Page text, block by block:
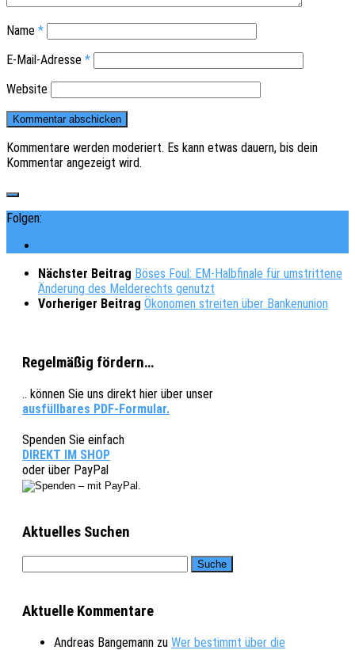
Name *
E-Mail-Adresse *
Website
Kommentare werden moderiert. Es kann etwas dauern, bis dein
Kommentar angezeigt wird.
Folgen:
Nächster Beitrag Böses Foul: EM-Halbfinale für umstrittene
Änderung des Melderechts genutzt
Vorheriger Beitrag Ökonomen streiten über Bankenunion
Regelmäßig fördern…
.. können Sie uns direkt hier über unser
ausfüllbares PDF-Formular.
Spenden Sie einfach
DIREKT IM SHOP
oder über PayPal
Aktuelles Suchen
Aktuelle Kommentare
Andreas Bangemann zu Wer bestimmt über die